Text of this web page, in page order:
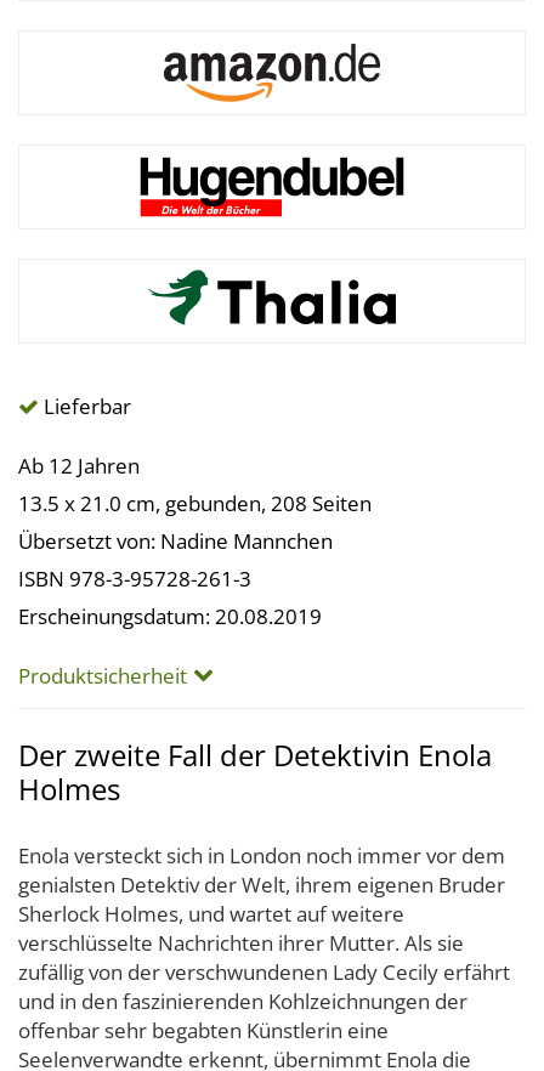
Lieferbar
Ab 12 Jahren
13.5 x 21.0 cm, gebunden, 208 Seiten
Übersetzt von: Nadine Mannchen
ISBN 978-3-95728-261-3
Erscheinungsdatum: 20.08.2019
Produktsicherheit
Der zweite Fall der Detektivin Enola
Holmes
Enola versteckt sich in London noch immer vor dem
genialsten Detektiv der Welt, ihrem eigenen Bruder
Sherlock Holmes, und wartet auf weitere
verschlüsselte Nachrichten ihrer Mutter. Als sie
zufällig von der verschwundenen Lady Cecily erfährt
und in den faszinierenden Kohlzeichnungen der
offenbar sehr begabten Künstlerin eine
Seelenverwandte erkennt, übernimmt Enola die